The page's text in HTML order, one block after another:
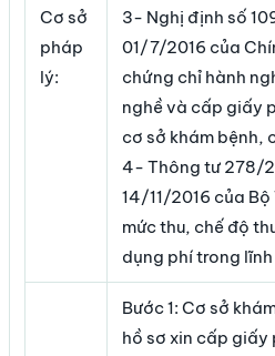
Cơ sở
pháp
lý:
3- Nghị định số
01/7/2016 của
chứng chỉ hành
nghề và cấp giấy
cơ sở khám bệnh,
4- Thông tư 278/
14/11/2016 của
mức thu, chế độ
dụng phí trong
Bước 1: Cơ sở
hồ sơ xin cấp